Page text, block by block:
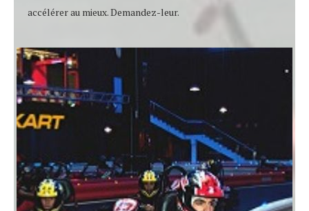
accélérer au mieux. Demandez-leur.